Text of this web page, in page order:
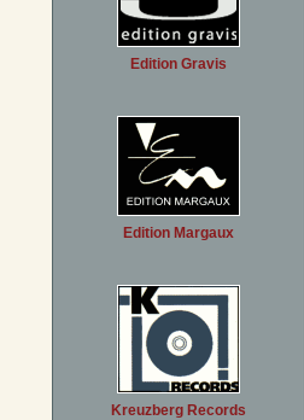
Edition Gravis
Edition Margaux
Kreuzberg Records